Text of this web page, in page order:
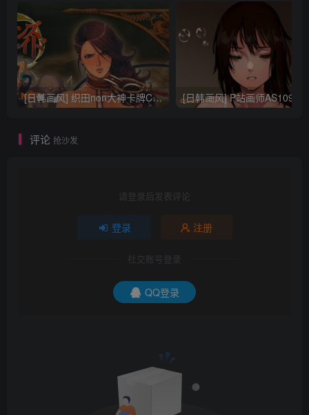
[日韩画风] 织田non大神卡牌CG插画设计画集256P 161M_CG原画资源
评论 抢沙发
请登录后发表评论
登录 注册
社交账号登录
QQ登录